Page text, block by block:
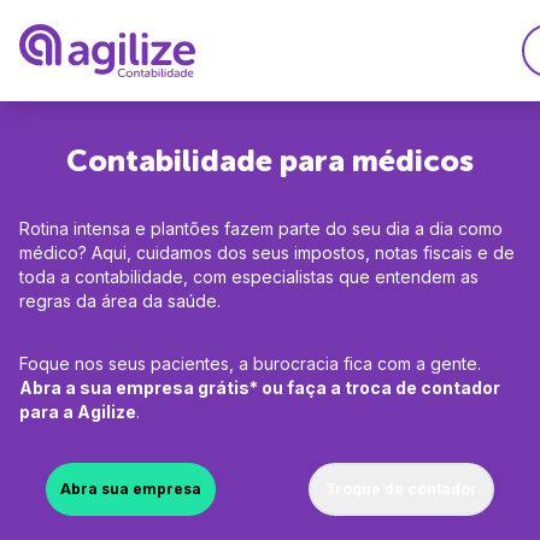
Trocar de contador
Migrar de MEI para
Agilize
Agilize Unique
Desenvolvedores
Planos
Recursos
Calculdadora CLTxPJ
A Agilize é confiável
Faça parte do time
Contabilidade para médicos
Rotina intensa e plantões fazem parte do seu dia a dia como
médico? Aqui, cuidamos dos seus impostos, notas fiscais e de
toda a contabilidade, com especialistas que entendem as
regras da área da saúde.
Foque nos seus pacientes, a burocracia fica com a gente.
Abra a sua empresa grátis* ou faça a troca de contador
para a Agilize.
Abra sua empresa